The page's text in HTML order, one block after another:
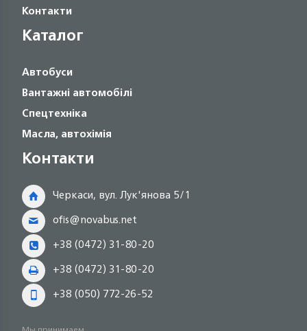
Контакти
Каталог
Автобуси
Вантажні автомобілі
Спецтехніка
Масла, автохімія
Контакти
Черкаси, вул. Лук'янова 5/1
ofis@novabus.net
+38 (0472) 31-80-20
+38 (0472) 31-80-20
+38 (050) 772-26-52